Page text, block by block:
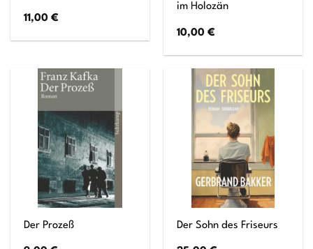
11,00€
im Holozän
10,00€
Der Prozeß Der Sohn des Friseurs